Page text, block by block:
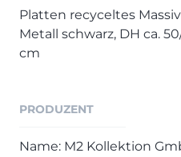
Schlafzimmer
Esszimmer
Platten recyceltes
Metall schwarz, DH ca.
cm
PRODUZENT
Name: M2 Kollektion